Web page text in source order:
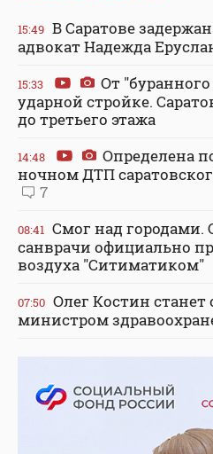
15:49 В Саратове
адвокат Надежда
15:33
От
ударной стройке.
до третьего этажа
14:48
Определена
ночном ДТП
7
08:41 Смог над городами.
санврачи официально
воздуха "Ситиматиком"
07:50 Олег Костин
министром